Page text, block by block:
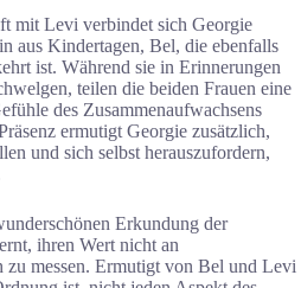
mit Levi verbindet sich Georgie
aus Kindertagen, Bel, die ebenfalls
ist. Während sie in Erinnerungen
teilen die beiden Frauen eine
des Zusammenaufwachsens
ermutigt Georgie zusätzlich,
und sich selbst herauszufordern,
Erkundung der
ihren Wert nicht an
zu messen. Ermutigt von Bel und Levi